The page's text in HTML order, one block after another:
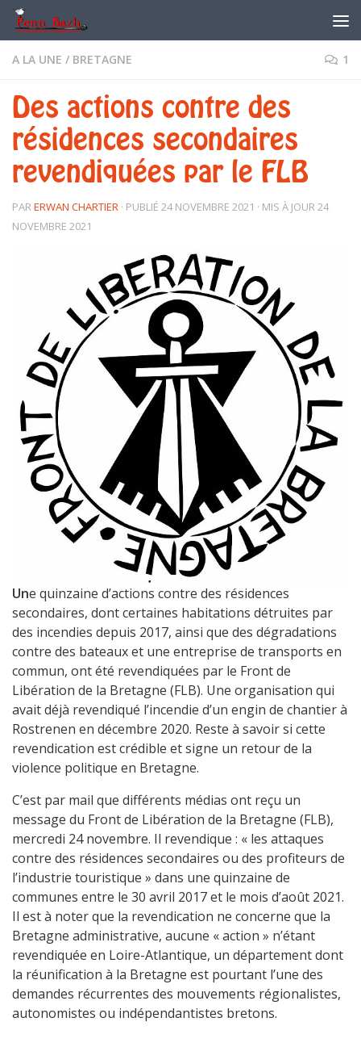
Skip to content
A LA UNE / BRETAGNE 1
Des actions contre des
résidences secondaires
revendiquées par le FLB
PARERWAN CHARTIER · PUBLIÉ 24 NOVEMBRE 2021 · MIS À JOUR24
NOVEMBRE 2021
Une quinzaine d’actions contre des résidences
secondaires, dont certaines habitations détruites par
des incendies depuis 2017, ainsi que des dégradations
contre des bateaux et une entreprise de transports en
commun, ont été revendiquées par le Front de
Libération de la Bretagne (FLB). Une organisation qui
avait déjà revendiqué l’incendie d’un engin de chantier à
Rostrenen en décembre 2020. Reste à savoir si cette
revendication est crédible et signe un retour de la
violence politique en Bretagne.
C’est par mail que différents médias ont reçu un
message du Front de Libération de la Bretagne (FLB),
mercredi 24 novembre. Il revendique : « les attaques
contre des résidences secondaires ou des profiteurs de
l’industrie touristique » dans une quinzaine de
communes entre le 30 avril 2017 et le mois d’août 2021.
Il est à noter que la revendication ne concerne que la
Bretagne administrative, aucune « action » n’étant
revendiquée en Loire-Atlantique, un département dont
la réunification à la Bretagne est pourtant l’une des
demandes récurrentes des mouvements régionalistes,
autonomistes ou indépendantistes bretons.